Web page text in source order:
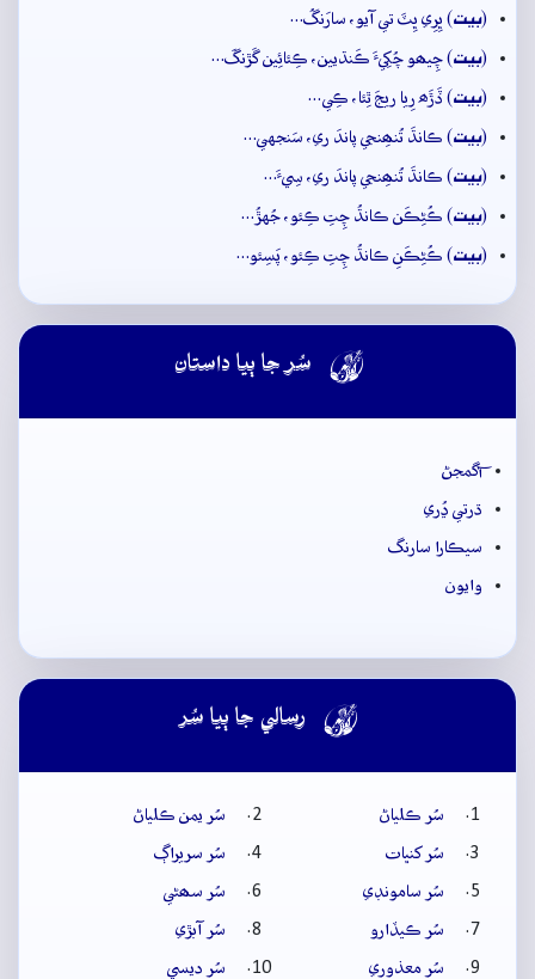
(بيت) ڀِرِي ڀِٽَ تي آيو، سارَنگُ…
(بيت) چِيھو چُکِيءَ ڪَنڌيين، ڪِئائِين گَڙنگَ…
(بيت) ڏَڙَھ رِيا ريجَ ٿِئا، ڪِي…
(بيت) ڪانڌَ تُنھِنجي پاندَ ري، سَنجهي…
(بيت) ڪانڌَ تُنھِنجي پاندَ ري، سِيءَ…
(بيت) ڪُڻِڪَن ڪانڌُ چِتِ ڪِئو، جُهڙُ…
(بيت) ڪُڻِڪَنِ ڪانڌُ چِتِ ڪِئو، پَسِئو…
 سُر جا ٻيا داستان
آگمجڻ
ڌرتي ڍُري
سيڪارا سارنگ
وايون
 رسالي جا ٻيا سُر
سُر ڪلياڻ
سُر يمن ڪلياڻ
سُر کنڀات
سُر سريراڳ
سُر سامونڊي
سُر سھڻي
سُر ڪيڏارو
سُر آبڙي
سُر معذوري
سُر ديسي